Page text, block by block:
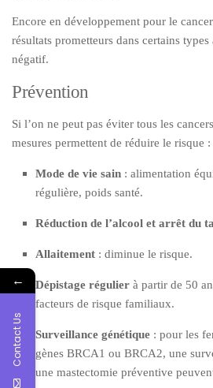
Encore en développement pour le
résultats prometteurs dans certains
négatif.
Prévention
Si l’on ne peut pas éviter tous les
mesures permettent de réduire le risque :
Mode de vie sain : alimentation
régulière, poids santé.
Réduction de l’alcool et arrêt du
Allaitement : diminue le risque.
Dépistage régulier à partir de 50
facteurs de risque familiaux.
Surveillance génétique : pour les
gènes BRCA1 ou BRCA2, une
une mastectomie préventive
←
Contact Us